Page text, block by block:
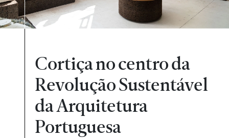
Cortiça no centro da
Revolução Sustentável
da Arquitetura
Portuguesa